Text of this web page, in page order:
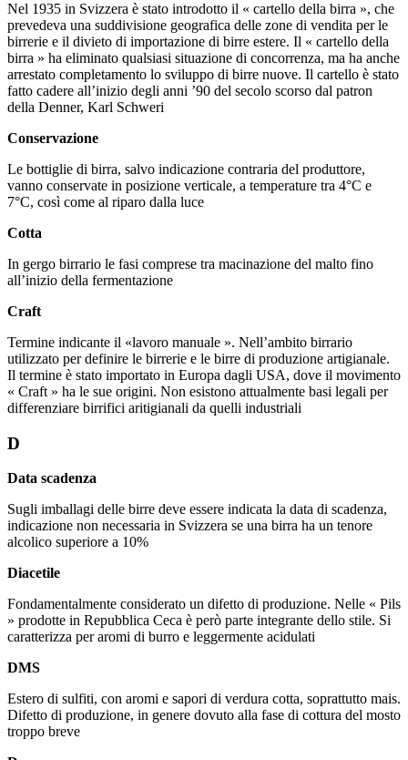
Nel 1935 in Svizzera è stato introdotto il « cartello della birra », che
prevedeva una suddivisione geografica delle zone di vendita per le
birrerie e il divieto di importazione di birre estere. Il « cartello della
birra » ha eliminato qualsiasi situazione di concorrenza, ma ha anche
arrestato completamento lo sviluppo di birre nuove. Il cartello è stato
fatto cadere all’inizio degli anni ’90 del secolo scorso dal patron
della Denner, Karl Schweri
Conservazione
Le bottiglie di birra, salvo indicazione contraria del produttore,
vanno conservate in posizione verticale, a temperature tra 4°C e
7°C, così come al riparo dalla luce
Cotta
In gergo birrario le fasi comprese tra macinazione del malto fino
all’inizio della fermentazione
Craft
Termine indicante il «lavoro manuale ». Nell’ambito birrario
utilizzato per definire le birrerie e le birre di produzione artigianale.
Il termine è stato importato in Europa dagli USA, dove il movimento
« Craft » ha le sue origini. Non esistono attualmente basi legali per
differenziare birrifici aritigianali da quelli industriali
D
Data scadenza
Sugli imballagi delle birre deve essere indicata la data di scadenza,
indicazione non necessaria in Svizzera se una birra ha un tenore
alcolico superiore a 10%
Diacetile
Fondamentalmente considerato un difetto di produzione. Nelle « Pils
» prodotte in Repubblica Ceca è però parte integrante dello stile. Si
caratterizza per aromi di burro e leggermente acidulati
DMS
Estero di sulfiti, con aromi e sapori di verdura cotta, soprattutto mais.
Difetto di produzione, in genere dovuto alla fase di cottura del mosto
troppo breve